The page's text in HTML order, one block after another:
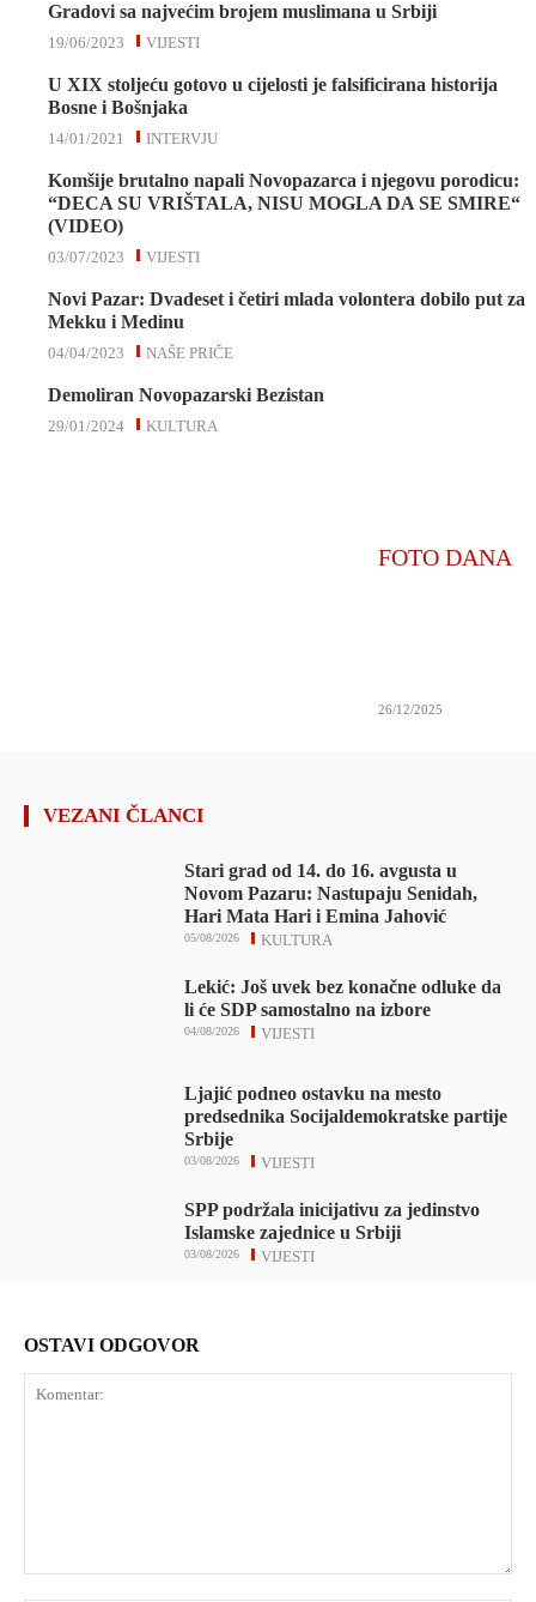
Gradovi sa najvećim brojem muslimana u Srbiji
VIJESTI
19/06/2023
U XIX stoljeću gotovo u cijelosti je falsificirana historija
Bosne i Bošnjaka
INTERVJU
14/01/2021
Komšije brutalno napali Novopazarca i njegovu porodicu:
“DECA SU VRIŠTALA, NISU MOGLA DA SE SMIRE“
(VIDEO)
VIJESTI
03/07/2023
Novi Pazar: Dvadeset i četiri mlada volontera dobilo put za
Mekku i Medinu
NAŠE PRIČE
04/04/2023
Demoliran Novopazarski Bezistan
KULTURA
29/01/2024
FOTO DANA
26/12/2025
VEZANI ČLANCI
Stari grad od 14. do 16. avgusta u
Novom Pazaru: Nastupaju Senidah,
Hari Mata Hari i Emina Jahović
KULTURA
05/08/2026
Lekić: Još uvek bez konačne odluke da
li će SDP samostalno na izbore
VIJESTI
04/08/2026
Ljajić podneo ostavku na mesto
predsednika Socijaldemokratske partije
Srbije
VIJESTI
03/08/2026
SPP podržala inicijativu za jedinstvo
Islamske zajednice u Srbiji
VIJESTI
03/08/2026
OSTAVI ODGOVOR